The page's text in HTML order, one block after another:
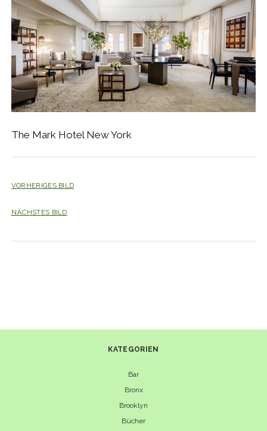
The Mark Hotel New York
VORHERIGES BILD
NÄCHSTES BILD
KATEGORIEN
Bar
Bronx
Brooklyn
Bücher